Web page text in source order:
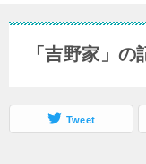
「吉野家」の
Tweet